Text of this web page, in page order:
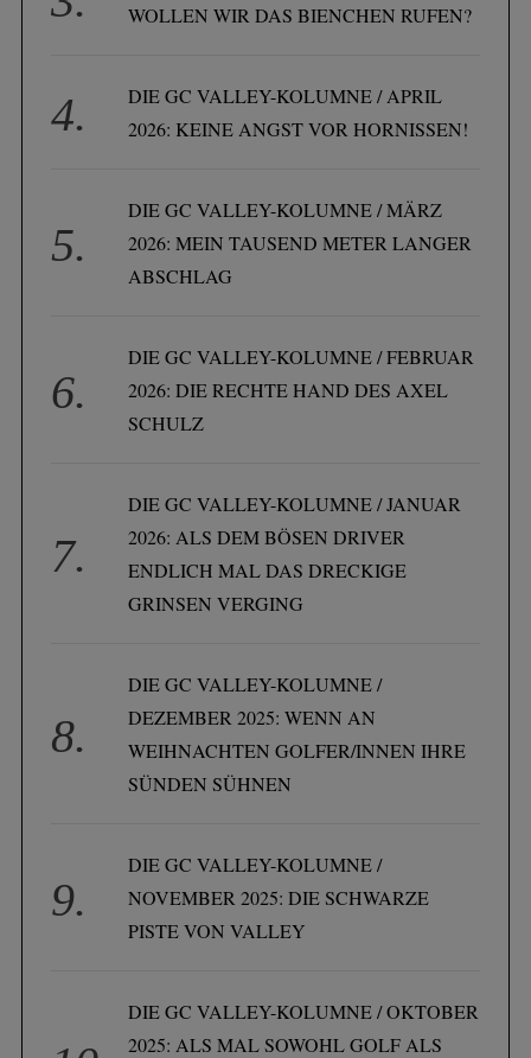
WOLLEN WIR DAS BIENCHEN RUFEN?
DIE GC VALLEY-KOLUMNE / APRIL
2026: KEINE ANGST VOR HORNISSEN!
DIE GC VALLEY-KOLUMNE / MÄRZ
2026: MEIN TAUSEND METER LANGER
ABSCHLAG
DIE GC VALLEY-KOLUMNE / FEBRUAR
2026: DIE RECHTE HAND DES AXEL
SCHULZ
DIE GC VALLEY-KOLUMNE / JANUAR
2026: ALS DEM BÖSEN DRIVER
ENDLICH MAL DAS DRECKIGE
GRINSEN VERGING
DIE GC VALLEY-KOLUMNE /
DEZEMBER 2025: WENN AN
WEIHNACHTEN GOLFER/INNEN IHRE
SÜNDEN SÜHNEN
DIE GC VALLEY-KOLUMNE /
NOVEMBER 2025: DIE SCHWARZE
PISTE VON VALLEY
DIE GC VALLEY-KOLUMNE / OKTOBER
2025: ALS MAL SOWOHL GOLF ALS